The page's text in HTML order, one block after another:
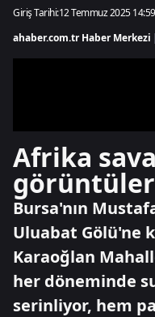
Giriş Tarihi:12 Temmuz 2025 14:59
ahaber.com.tr Haber Merkezi
Afrika
Bursa'nın
Uluabat Gölü'ne
Karaoğlan
her döneminde
serinliyor, hem